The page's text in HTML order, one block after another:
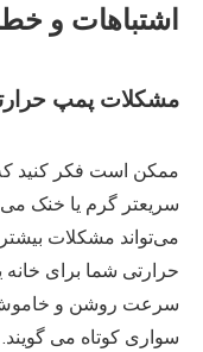
اشتباهات و
مشکلات پمپ
ممکن است فکر کنید
سریعتر گرم یا خنک
می‌تواند مشکلات
حرارتی شما برای
سرعت روشن و خاموش
سواری کوتاه می گویند.